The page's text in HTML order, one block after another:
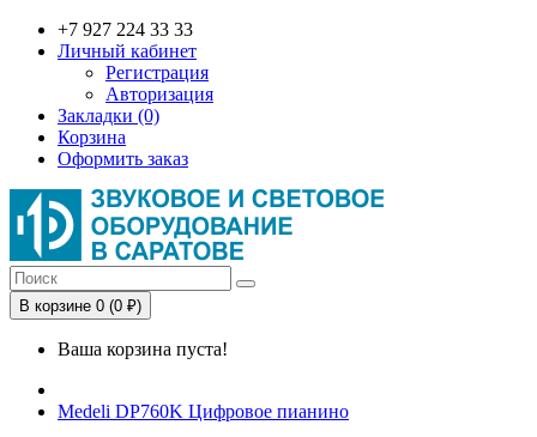
+7 927 224 33 33
Личный кабинет
Регистрация
Авторизация
Закладки (0)
Корзина
Оформить заказ
В корзине 0 (0 ₽)
Ваша корзина пуста!
Medeli DP760K Цифровое пианино